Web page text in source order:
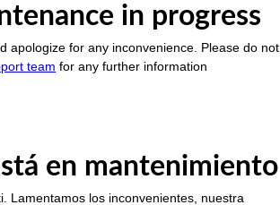
in progress
apologize for any inconvenience. Please do not
team for any further information
en mantenimiento
Lamentamos los inconvenientes, nuestra